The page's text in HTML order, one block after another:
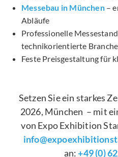
Messebau in München–
Abläufe
Professionelle
technikorientierte
Feste Preisgestaltung für
Setzen Sie ein starkes
2026, München – mit
von Expo Exhibition
an:+49 (0)